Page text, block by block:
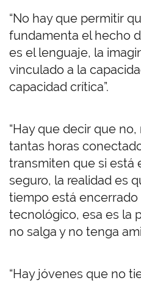
“No hay que permitir
fundamenta el hecho
es el lenguaje, la
vinculado a la
capacidad crítica”.
“Hay que decir que
tantas horas
transmiten que si está
seguro, la realidad es
tiempo está
tecnológico, esa es la
no salga y no tenga
“Hay jóvenes que no